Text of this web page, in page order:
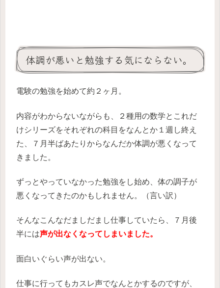
体調が悪いと勉強する気にならない。
電験の勉強を始めて約２ヶ月。
内容がわからないながらも、２種用の数学とこれだ
けシリーズをそれぞれの科目をなんとか１週し終え
た、７月半ばあたりからなんだか体調が悪くなって
きました。
ずっとやっていなかった勉強をし始め、体の調子が
悪くなってきたのかもしれません。（言い訳）
そんなこんなだましだまし仕事していたら、７月後
半には声が出なくなってしまいました。
面白いぐらい声が出ない。
仕事に行ってもカスレ声でなんとかするのですが、